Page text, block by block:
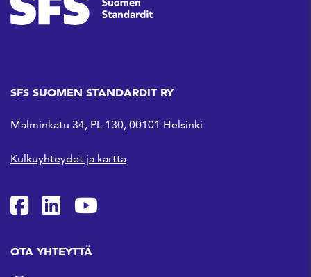
SFS SUOMEN STANDARDIT RY
Malminkatu 34, PL 130, 00101 Helsinki
Kulkuyhteydet ja kartta
SFS Facebookissa
SFS Linkedinissä
SFS Youtubessa
OTA YHTEYTTÄ